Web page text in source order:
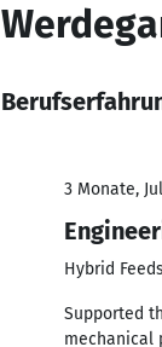
3 Monate,
Hybrid
Supported
mechanical